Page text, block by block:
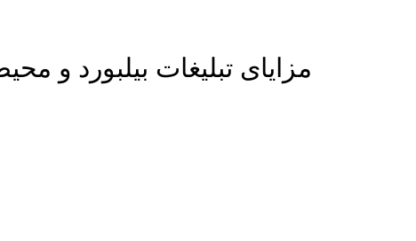
مزایای تبلیغات بیلبورد و